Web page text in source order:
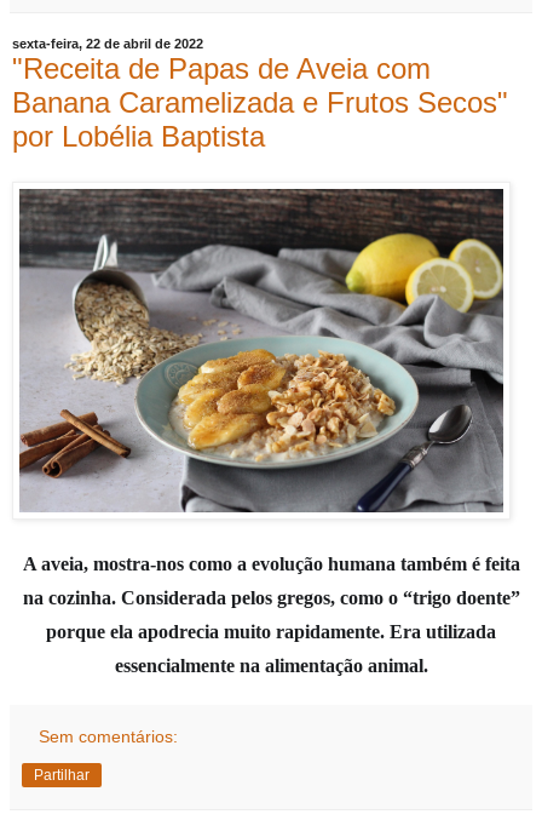
sexta-feira, 22 de abril de 2022
"Receita de Papas de Aveia com
Banana Caramelizada e Frutos Secos"
por Lobélia Baptista
A aveia, mostra-nos como a evolução humana também é feita
na cozinha. Considerada pelos gregos, como o “trigo doente”
porque ela apodrecia muito rapidamente. Era utilizada
essencialmente na alimentação animal.
Sem comentários:
Partilhar